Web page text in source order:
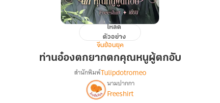
ตกยาก
โหลด
ตัวอย่าง
จีนย้อนยุค
ท่านอ๋องตกยากตกคุณหนูผู้ตกอับ
เรื่อง
ท่าน
สำนักพิมพ์Tulipdotromeo
นามปากกา
Freeshirt